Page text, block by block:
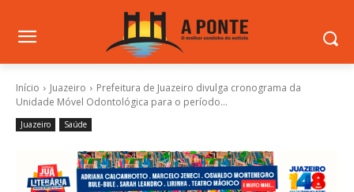
Início Juazeiro
Prefeitura de Juazeiro divulga cronograma da
Unidade Móvel Odontológica para o período...
Juazeiro Saúde